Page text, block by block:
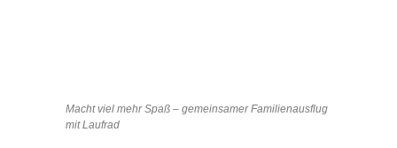
Macht viel mehr Spaß – gemeinsamer Familienausflug
mit Laufrad